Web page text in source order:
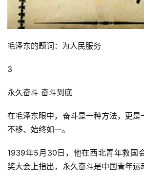
毛泽东的题词：为人民服务
3
永久奋斗 奋斗到底
在毛泽东眼中，奋斗是一种方法，更是
不移、始终如一。
1939年5月30日，他在西北青年救国
奖大会上指出，永久奋斗是中国青年